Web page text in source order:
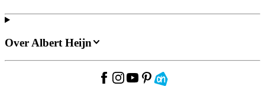
Over Albert Heijn